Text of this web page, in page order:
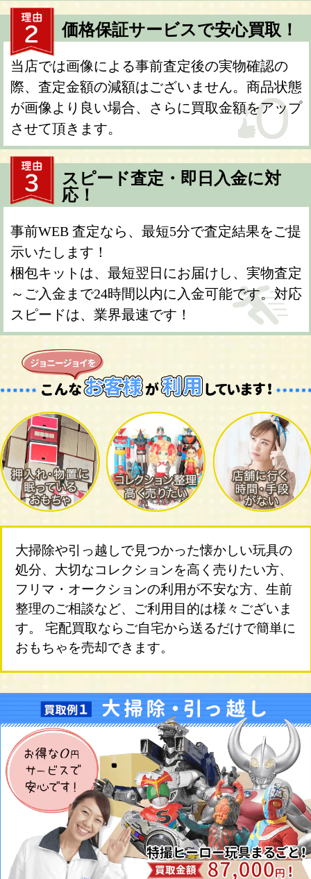
価格保証サービスで安心買取！
当店では画像による事前査定後の実物確認の
際、査定金額の減額はございません。商品状態
が画像より良い場合、さらに買取金額をアップ
させて頂きます。
スピード査定・即日入金に対
応！
事前WEB 査定なら、最短5分で査定結果をご提
示いたします！
梱包キットは、最短翌日にお届けし、実物査定
～ご入金まで24時間以内に入金可能です。対応
スピードは、業界最速です！
大掃除や引っ越しで見つかった懐かしい玩具の
処分、大切なコレクションを高く売りたい方、
フリマ・オークションの利用が不安な方、生前
整理のご相談など、ご利用目的は様々ございま
す。 宅配買取ならご自宅から送るだけで簡単に
おもちゃを売却できます。